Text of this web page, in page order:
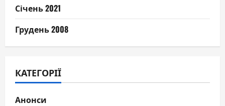
Січень 2021
Грудень 2008
КАТЕГОРІЇ
Анонси